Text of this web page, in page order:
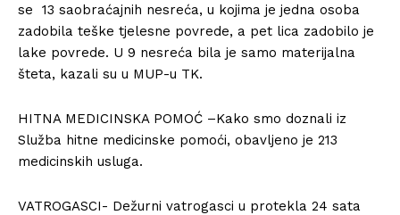
se 13 saobraćajnih nesreća, u kojima je jedna osoba
zadobila teške tjelesne povrede, a pet lica zadobilo je
lake povrede. U 9 nesreća bila je samo materijalna
šteta, kazali su u MUP-u TK.
HITNA MEDICINSKA POMOĆ –Kako smo doznali iz
Služba hitne medicinske pomoći, obavljeno je 213
medicinskih usluga.
VATROGASCI- Dežurni vatrogasci u protekla 24 sata